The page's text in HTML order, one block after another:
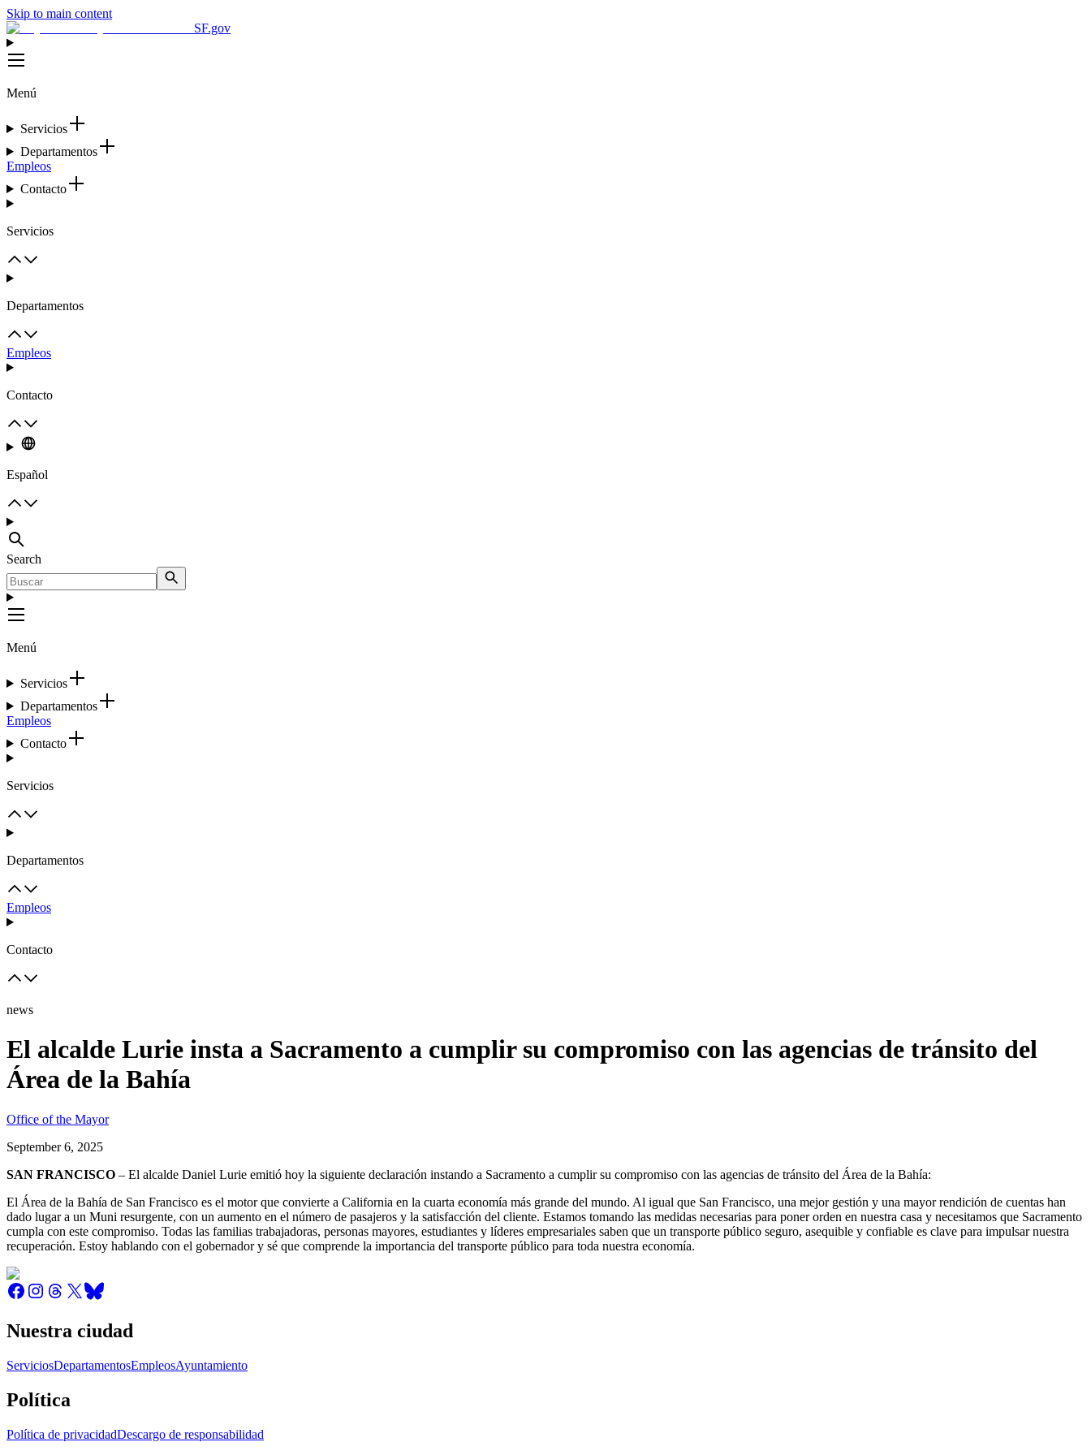
Skip to main content
SF.gov
Menú
Servicios
Departamentos
Empleos
Contacto
Servicios
Departamentos
Empleos
Contacto
Español
Search
Menú
Servicios
Departamentos
Empleos
Contacto
Servicios
Departamentos
Empleos
Contacto
news
El alcalde Lurie insta a Sacramento a cumplir su compromiso con las agencias de tránsito del
Área de la Bahía
Office of the Mayor
September 6, 2025
SAN FRANCISCO – El alcalde Daniel Lurie emitió hoy la siguiente declaración instando a Sacramento a cumplir su compromiso con las agencias de tránsito del Área de la Bahía:
El Área de la Bahía de San Francisco es el motor que convierte a California en la cuarta economía más grande del mundo. Al igual que San Francisco, una mejor gestión y una mayor rendición de cuentas han
dado lugar a un Muni resurgente, con un aumento en el número de pasajeros y la satisfacción del cliente. Estamos tomando las medidas necesarias para poner orden en nuestra casa y necesitamos que Sacramento
cumpla con este compromiso. Todas las familias trabajadoras, personas mayores, estudiantes y líderes empresariales saben que un transporte público seguro, asequible y confiable es clave para impulsar nuestra
recuperación. Estoy hablando con el gobernador y sé que comprende la importancia del transporte público para toda nuestra economía.
Nuestra ciudad
ServiciosDepartamentosEmpleosAyuntamiento
Política
Política de privacidadDescargo de responsabilidad